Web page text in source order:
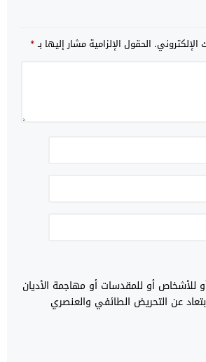
الإلكتروني. الحقول الإلزامية مشار إليها بـ*
للأشخاص أو للمقدسات أو مهاجمة الأديان
عن التحريض الطائفي والعنصري